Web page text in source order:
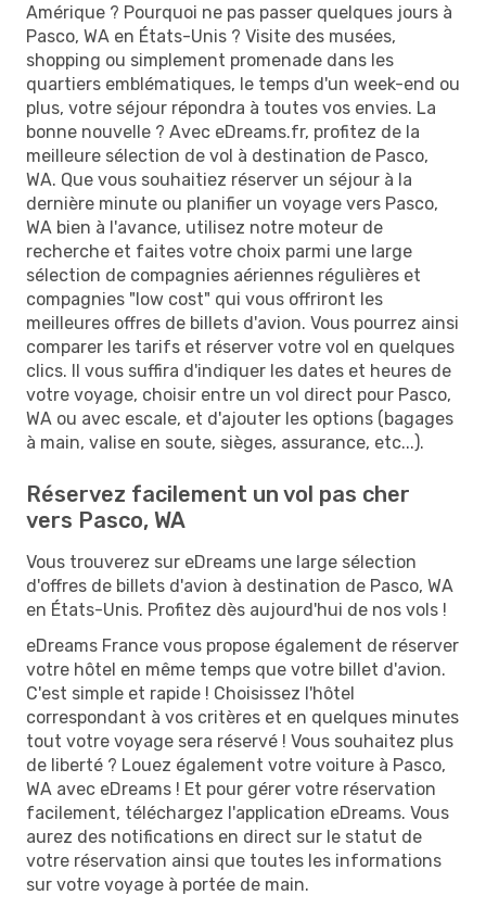
Amérique ? Pourquoi ne pas passer quelques jours à
Pasco, WA en États-Unis ? Visite des musées,
shopping ou simplement promenade dans les
quartiers emblématiques, le temps d'un week-end ou
plus, votre séjour répondra à toutes vos envies. La
bonne nouvelle ? Avec eDreams.fr, profitez de la
meilleure sélection de vol à destination de Pasco,
WA. Que vous souhaitiez réserver un séjour à la
dernière minute ou planifier un voyage vers Pasco,
WA bien à l'avance, utilisez notre moteur de
recherche et faites votre choix parmi une large
sélection de compagnies aériennes régulières et
compagnies "low cost" qui vous offriront les
meilleures offres de billets d'avion. Vous pourrez ainsi
comparer les tarifs et réserver votre vol en quelques
clics. Il vous suffira d'indiquer les dates et heures de
votre voyage, choisir entre un vol direct pour Pasco,
WA ou avec escale, et d'ajouter les options (bagages
à main, valise en soute, sièges, assurance, etc...).
Réservez facilement un vol pas cher
vers Pasco, WA
Vous trouverez sur eDreams une large sélection
d'offres de billets d'avion à destination de Pasco, WA
en États-Unis. Profitez dès aujourd'hui de nos vols !
eDreams France vous propose également de réserver
votre hôtel en même temps que votre billet d'avion.
C'est simple et rapide ! Choisissez l'hôtel
correspondant à vos critères et en quelques minutes
tout votre voyage sera réservé ! Vous souhaitez plus
de liberté ? Louez également votre voiture à Pasco,
WA avec eDreams ! Et pour gérer votre réservation
facilement, téléchargez l'application eDreams. Vous
aurez des notifications en direct sur le statut de
votre réservation ainsi que toutes les informations
sur votre voyage à portée de main.